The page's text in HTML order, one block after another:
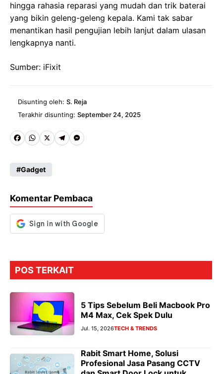
hingga rahasia reparasi yang mudah dan trik baterai
yang bikin geleng-geleng kepala. Kami tak sabar
menantikan hasil pengujian lebih lanjut dalam ulasan
lengkapnya nanti.
Sumber: iFixit
Disunting oleh: S. Reja
Terakhir disunting: September 24, 2025
Fa
b
o
k
W
ts
p
p
X
Te
m
M
g
er
Gadget
Komentar Pembaca
POS TERKAIT
5 Tips Sebelum Beli Macbook Pro
M4 Max, Cek Spek Dulu
Jul. 15, 2026TECH & TRENDS
Rabit Smart Home, Solusi
Profesional Jasa Pasang CCTV